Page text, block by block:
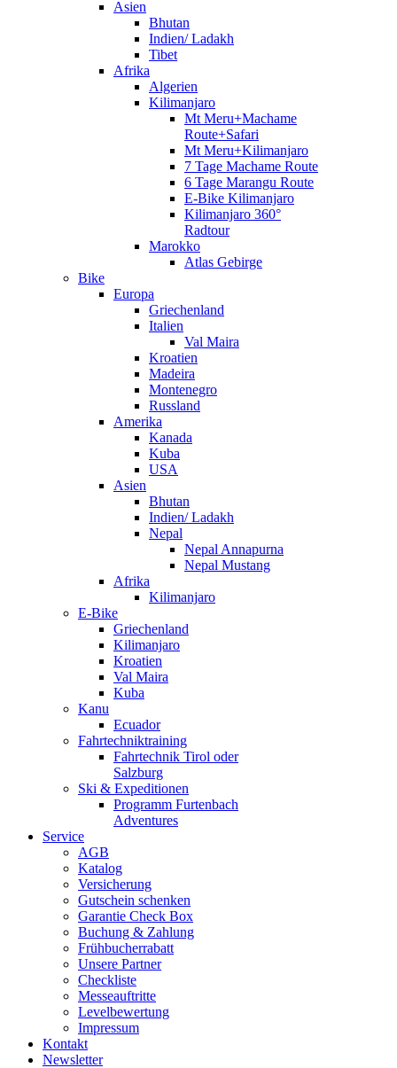
Asien
Bhutan
Indien/ Ladakh
Tibet
Afrika
Algerien
Kilimanjaro
Mt Meru+Machame
Route+Safari
Mt Meru+Kilimanjaro
7 Tage Machame Route
6 Tage Marangu Route
E-Bike Kilimanjaro
Kilimanjaro 360°
Radtour
Marokko
Atlas Gebirge
Bike
Europa
Griechenland
Italien
Val Maira
Kroatien
Madeira
Montenegro
Russland
Amerika
Kanada
Kuba
USA
Asien
Bhutan
Indien/ Ladakh
Nepal
Nepal Annapurna
Nepal Mustang
Afrika
Kilimanjaro
E-Bike
Griechenland
Kilimanjaro
Kroatien
Val Maira
Kuba
Kanu
Ecuador
Fahrtechniktraining
Fahrtechnik Tirol oder
Salzburg
Ski & Expeditionen
Programm Furtenbach
Adventures
Service
AGB
Katalog
Versicherung
Gutschein schenken
Garantie Check Box
Buchung & Zahlung
Frühbucherrabatt
Unsere Partner
Checkliste
Messeauftritte
Levelbewertung
Impressum
Kontakt
Newsletter